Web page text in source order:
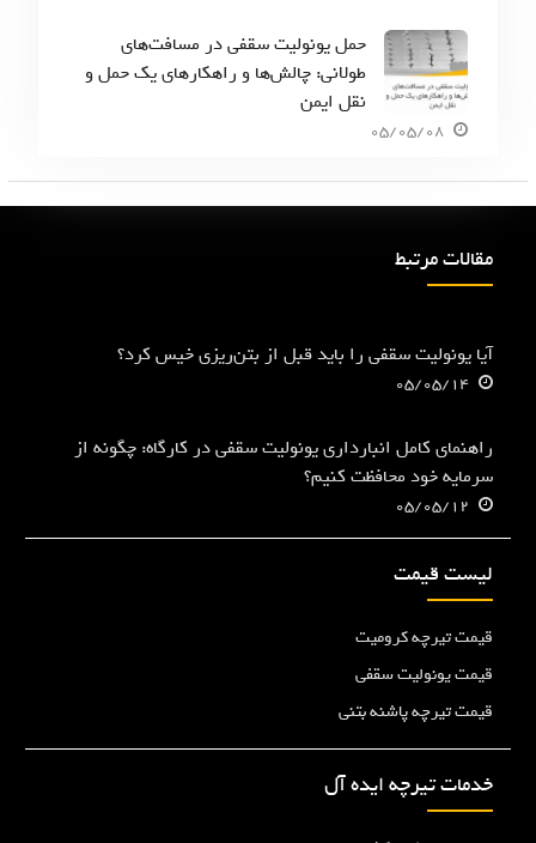
حمل یونولیت سقفی در مسافت‌های
طولانی: چالش‌ها و راهکارهای یک حمل و
نقل ایمن
05/05/08
مقالات مرتبط
آیا یونولیت سقفی را باید قبل از بتن‌ریزی خیس کرد؟
05/05/14
راهنمای کامل انبارداری یونولیت سقفی در کارگاه: چگونه از
سرمایه خود محافظت کنیم؟
05/05/12
لیست قیمت
قیمت تیرچه کرومیت
قیمت یونولیت سقفی
قیمت تیرچه پاشنه بتنی
خدمات تیرچه ایده آل